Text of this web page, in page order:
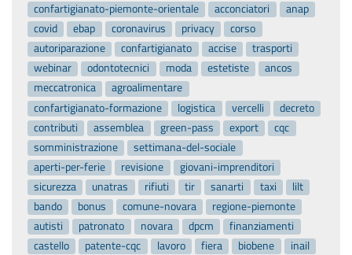
confartigianato-piemonte-orientale
acconciatori
anap
covid
ebap coronavirus privacy
corso
autoriparazione
confartigianato accise
trasporti
webinar
odontotecnici moda estetiste
ancos
meccatronica
agroalimentare
confartigianato-formazione
logistica vercelli
decreto
contributi
assemblea green-pass export
cqc
somministrazione
settimana-del-sociale
aperti-per-ferie
revisione
giovani-imprenditori
sicurezza
unatras rifiuti tir sanarti taxi
lilt
bando
bonus comune-novara
regione-piemonte
autisti
patronato novara dpcm
finanziamenti
castello
patente-cqc lavoro fiera biobene
inail